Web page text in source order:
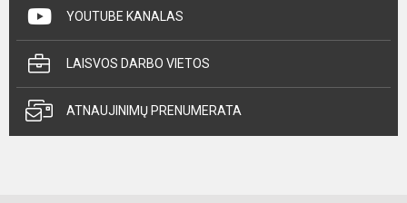
YOUTUBE KANALAS
LAISVOS DARBO VIETOS
ATNAUJINIMŲ PRENUMERATA